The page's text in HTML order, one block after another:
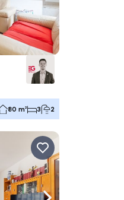
80 m² 3 2